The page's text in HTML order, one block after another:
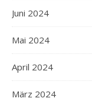
Juni 2024
Mai 2024
April 2024
März 2024